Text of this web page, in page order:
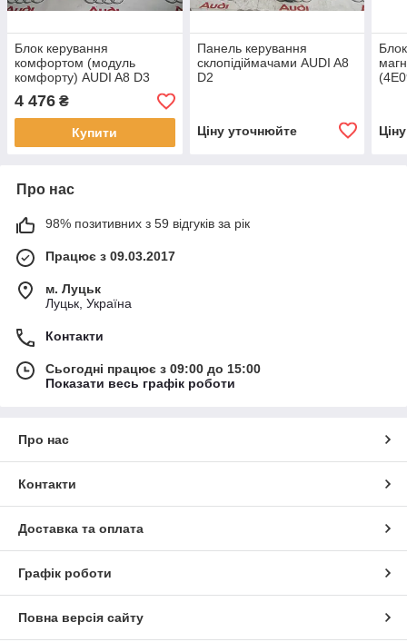
Блок керування
комфортом (модуль
комфорту) AUDI A8 D3
(4E0909131C)
4 476 ₴
Купити
Панель керування
склопідіймачами AUDI A8
D2
Ціну уточнюйте
Про нас
98% позитивних з 59 відгуків за рік
Працює з 09.03.2017
м. Луцьк
Луцьк, Україна
Контакти
Сьогодні працює з 09:00 до 15:00
Показати весь графік роботи
Про нас
Контакти
Доставка та оплата
Графік роботи
Повна версія сайту